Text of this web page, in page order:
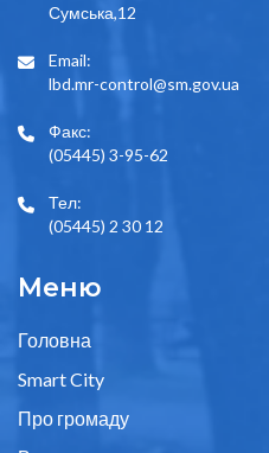
Сумська,12
Email:
lbd.mr-control@sm.gov.ua
Факс:
(05445) 3-95-62
Тел:
(05445) 2 30 12
Меню
Головна
Smart City
Про громаду